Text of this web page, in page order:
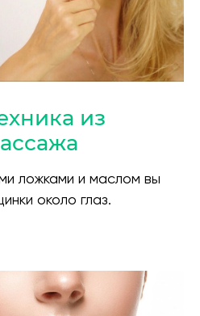
из
ложками и маслом вы
около глаз.